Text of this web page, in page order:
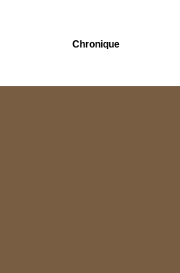
Chronique